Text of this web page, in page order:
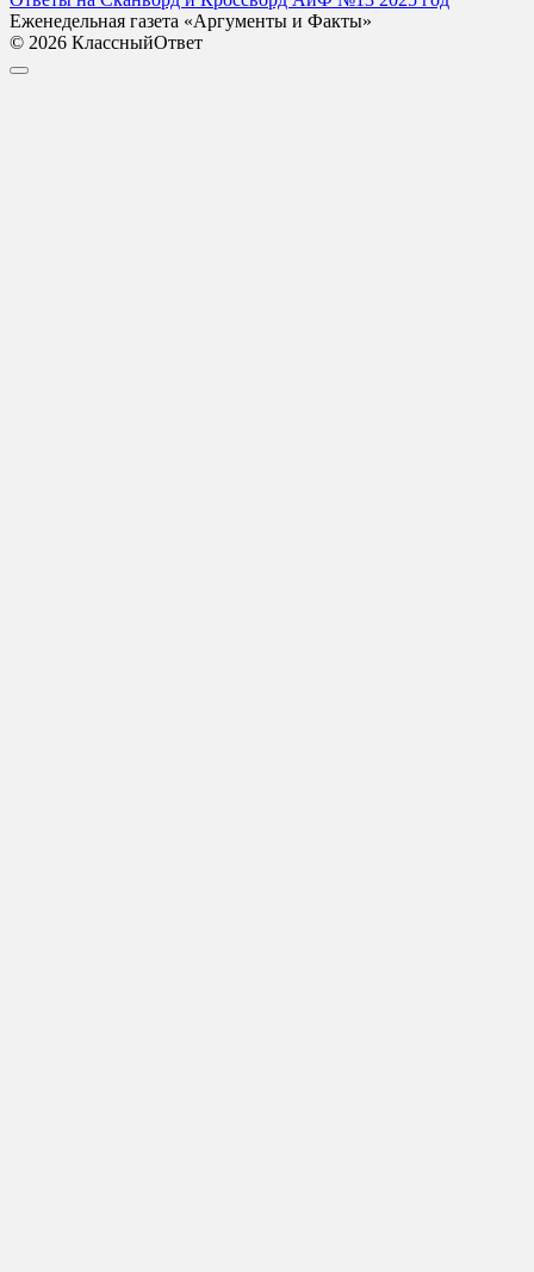
Еженедельная газета «Аргументы и Факты»
© 2026 КлассныйОтвет